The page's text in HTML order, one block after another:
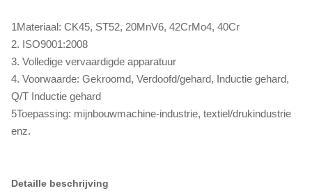
1Materiaal: CK45, ST52, 20MnV6, 42CrMo4, 40Cr
2. ISO9001:2008
3. Volledige vervaardigde apparatuur
4. Voorwaarde: Gekroomd, Verdoofd/gehard, Inductie gehard,
Q/T Inductie gehard
5Toepassing: mijnbouwmachine-industrie, textiel/drukindustrie
enz.
Detaille beschrijving